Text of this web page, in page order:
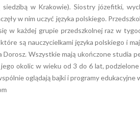
siedzibą w Krakowie). Siostry józefitki,
w nim uczyć języka polskiego.
w każdej grupie przedszkolnej raz w
są nauczycielkami języka polskiego i
Dorosz. Wszystkie mają ukończone studia
jego okolic w wieku od 3 do 6 lat,
oglądają bajki i programy edukacyjne